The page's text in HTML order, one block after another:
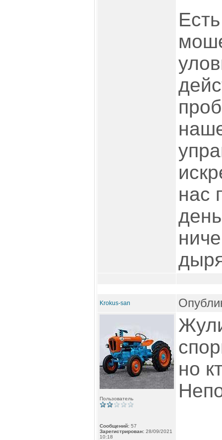
нас
Krokus-san
Пользователь
Сообщений: 57
Зарегистрирован: 28/09/2021
10:18
но